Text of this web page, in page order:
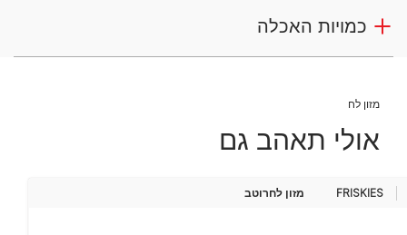
כמויות האכלה
מזון לח
אולי תאהב גם
FRISKIES מזון לחרוטב